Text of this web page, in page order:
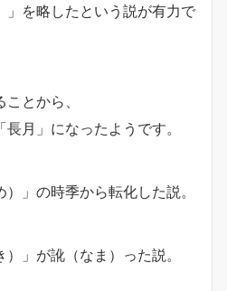
」を略したという説が有力で
とから、
長月」になったようです。
」の時季から転化した説。
）」が訛（なま）った説。